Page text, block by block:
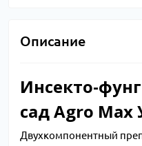
Описание
Инсекто-
сад Agro Max
Двухкомпонентный